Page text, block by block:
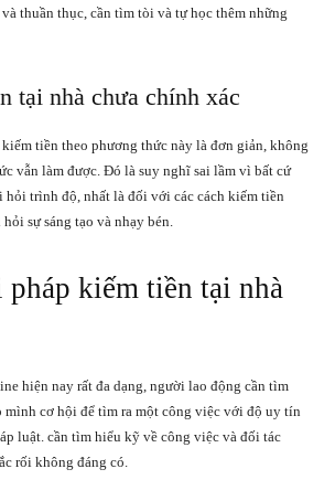
thuần thục, cần tìm tòi và tự học thêm những
tại nhà chưa chính xác
tiền theo phương thức này là đơn giản, không
vẫn làm được. Đó là suy nghĩ sai lầm vì bất cứ
hỏi trình độ, nhất là đối với các cách kiếm tiền
sự sáng tạo và nhạy bén.
kiếm tiền tại nhà
hiện nay rất đa dạng, người lao động cần tìm
mình cơ hội để tìm ra một công việc với độ uy tín
luật. cần tìm hiểu kỹ về công việc và đối tác
rối không đáng có.